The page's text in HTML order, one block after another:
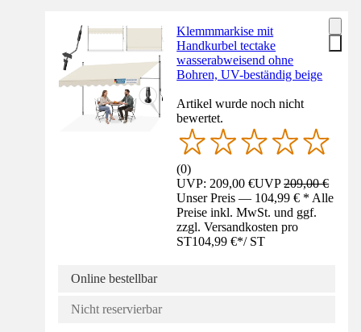
Klemmmarkise mit
Handkurbel tectake
wasserabweisend ohne
Bohren, UV-beständig beige
Artikel wurde noch nicht
bewertet.
(0)
UVP: 209,00 €UVP209,00 €
Unser Preis — 104,99 € * Alle
Preise inkl. MwSt. und ggf.
zzgl. Versandkosten pro
ST104,99 €*/ ST
Online bestellbar
Nicht reservierbar